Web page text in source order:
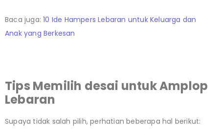
Baca juga:10 Ide Hampers Lebaran untuk Keluarga dan
Anak yang Berkesan
Tips Memilih desai untuk Amplop
Lebaran
Supaya tidak salah pilih, perhatian beberapa hal berikut: